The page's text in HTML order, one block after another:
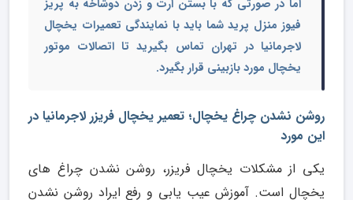
اما در صورتی که با بستن ارت و زدن دوشاخه به پریز
فیوز منزل پرید شما باید با نمایندگی تعمیرات یخچال
لاجرمانیا در تهران تماس بگیرید تا اتصالات موتور
یخچال مورد بازبینی قرار بگیرد.
روشن نشدن چراغ یخچال؛ تعمیر یخچال فریزر لاجرمانیا در
این مورد
یکی از مشکلات یخچال فریزر، روشن نشدن چراغ های
یخچال است. آموزش عیب یابی و رفع ایراد روشن نشدن